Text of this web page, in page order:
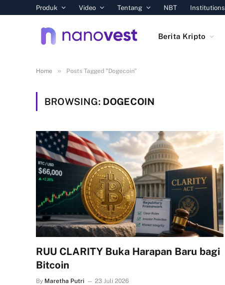
Produk Video Tentang NBT Institutions
Berita Kripto
Home » Posts Tagged "Dogecoin"
BROWSING: DOGECOIN
RUU CLARITY Buka Harapan Baru bagi
Bitcoin
By Maretha Putri 23 Juli 2026